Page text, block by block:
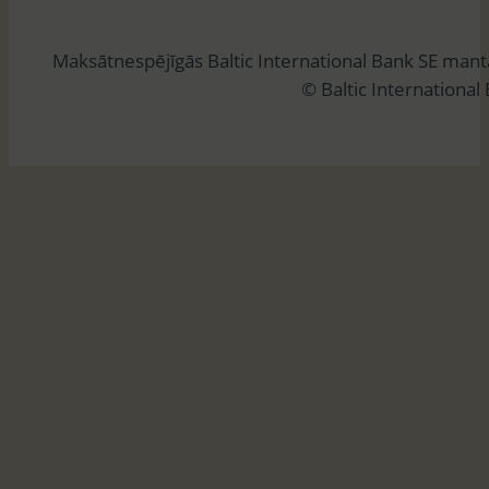
ē
Maksātnespējīgās Baltic International Bank SE
© Baltic International